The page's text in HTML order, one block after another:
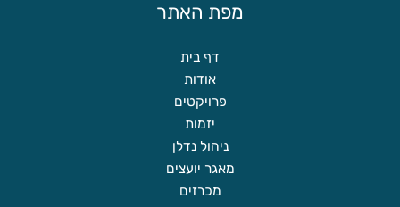
מפת האתר
דף בית
אודות
פרויקטים
יזמות
ניהול נדלן
מאגר יועצים
מכרזים